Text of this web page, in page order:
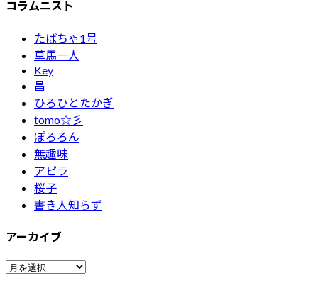
コラムニスト
たばちゃ1号
草馬一人
Key
昌
ひろひとたかぎ
tomo☆彡
ぽろろん
無趣味
アピラ
桜子
書き人知らず
アーカイブ
ア